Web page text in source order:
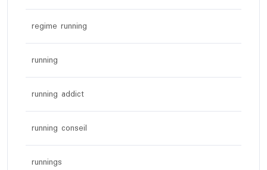
regime running
running
running addict
running conseil
runnings